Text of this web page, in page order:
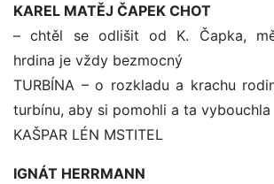
KAREL MATĚJ ČAPEK CHOT
– chtěl se odlišit od K. Čapka,
hrdina je vždy bezmocný
TURBÍNA – o rozkladu a krachu
turbínu, aby si pomohli a ta vybouchla
KAŠPAR LÉN MSTITEL
IGNÁT HERRMANN